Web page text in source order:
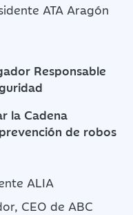
ATA Aragón
Responsable
la Cadena
de robos
ALIA
CEO de ABC